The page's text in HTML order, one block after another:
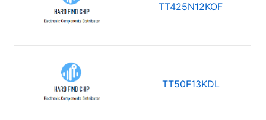
TT425N12KOF
TT50F13KDL